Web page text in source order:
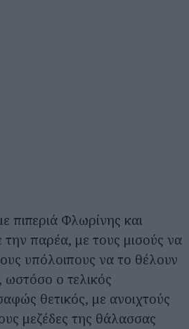
πιπεριά Φλωρίνης και
την παρέα, με τους μισούς να
υπόλοιπους να το θέλουν
ωστόσο ο τελικός
θετικός, με ανοιχτούς
μεζέδες της θάλασσας